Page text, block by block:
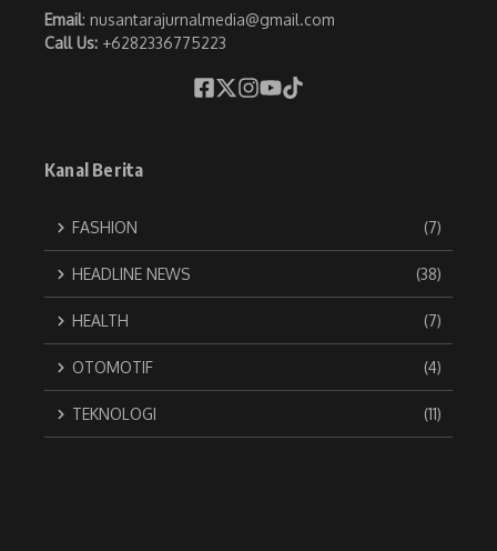
Email: nusantarajurnalmedia@gmail.com
Call Us: +6282336775223
Kanal Berita
FASHION (7)
HEADLINE NEWS (38)
HEALTH (7)
OTOMOTIF (4)
TEKNOLOGI (11)